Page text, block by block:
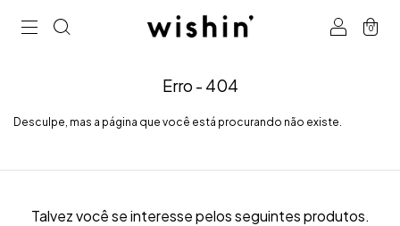
0
Erro - 404
Desculpe, mas a página que você está procurando não existe.
Talvez você se interesse pelos seguintes produtos.